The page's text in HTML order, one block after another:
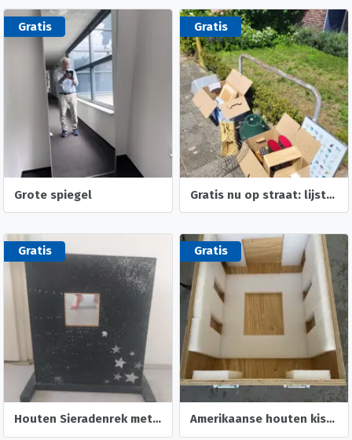
Gratis
Grote spiegel
Gratis
Gratis nu op straat: lijsten, decoratie, regenlaarzen
Gratis
Houten Sieradenrek met spiegeltje
Gratis
Amerikaanse houten kist met handvatten